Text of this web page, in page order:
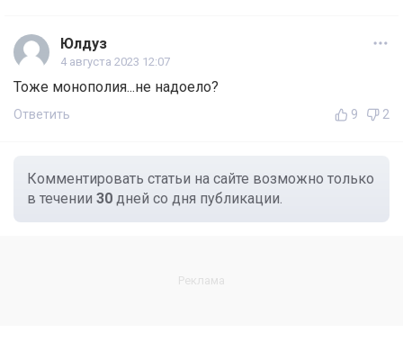
Юлдуз
4 августа 2023 12:07
Тоже монополия...не надоело?
Ответить 9 2
Комментировать статьи на сайте возможно только
в течении 30 дней со дня публикации.